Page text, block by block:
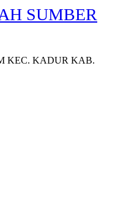
SUMBER
KEC. KADUR KAB.